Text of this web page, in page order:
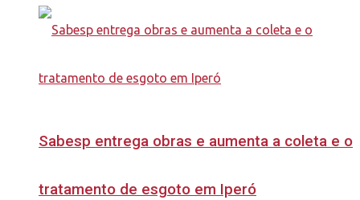
Sabesp entrega obras e aumenta a coleta e o
tratamento de esgoto em Iperó